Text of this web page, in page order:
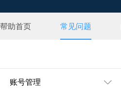
帮助首页 常见问题
账号管理